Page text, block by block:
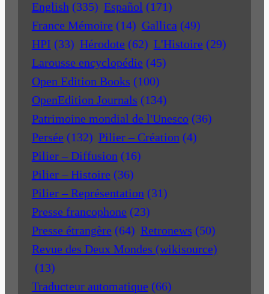
English (335) Español (171)
France Mémoire (14) Gallica (49)
HPI (33) Hérodote (62) L'Histoire (29)
Larousse encyclopédie (45)
Open Edition Books (100)
OpenEdition Journals (134)
Patrimoine mondial de l'Unesco (36)
Persée (132) Pilier – Création (4)
Pilier – Diffusion (16)
Pilier – Histoire (36)
Pilier – Représentation (31)
Presse francophone (23)
Presse étrangère (64) Retronews (50)
Revue des Deux Mondes (wikisource)
(13)
Traducteur automatique (66)